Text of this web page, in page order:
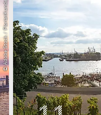
© Adobe Stock / FlorianKunde